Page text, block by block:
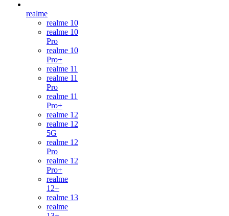
realme
realme 10
realme 10
Pro
realme 10
Pro+
realme 11
realme 11
Pro
realme 11
Pro+
realme 12
realme 12
5G
realme 12
Pro
realme 12
Pro+
realme
12+
realme 13
realme